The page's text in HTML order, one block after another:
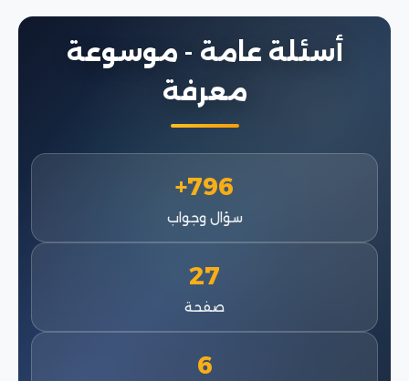
أسئلة عامة - موسوعة
معرفة
796+
سؤال وجواب
27
صفحة
6